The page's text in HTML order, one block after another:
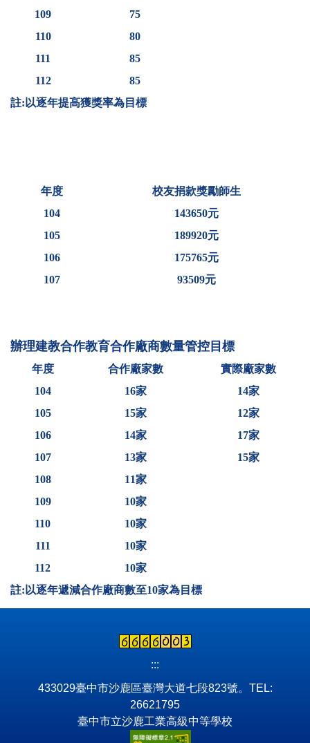
109
75
110
80
111
85
112
85
註: 以逐年提高獲獎率為目標
年度
校友捐款獎勵師生
104
143650元
105
189920元
106
175765元
107
93509元
辦理建教合作教育合作廠商數量管控目標
年度 合作廠家數
實際廠家數
104
16家 14家
105
15家 12家
106
14家 17家
107
13家 15家
108
11家
109
10家
110
10家
111
10家
112
10家
註:以逐年遞減合作廠商數至10家為目標
:::
433029臺中市沙鹿區臺灣大道七段823號。TEL:
26621795
臺中市立沙鹿工業高級中等學校